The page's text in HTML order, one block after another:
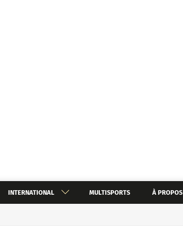
INTERNATIONAL MULTISPORTS À PROPOS